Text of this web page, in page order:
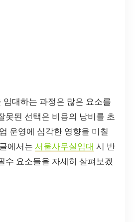
임대하는 과정은 많은 요소를
못된 선택은 비용의 낭비를 초
운영에 심각한 영향을 미칠
에서는 서울사무실임대 시 반
수 요소들을 자세히 살펴보겠